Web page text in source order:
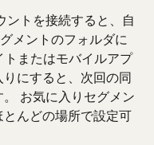
ントを接続すると、自
メントのフォルダに
またはモバイルアプ
にすると、次回の同
お気に入りセグメン
とんどの場所で設定可